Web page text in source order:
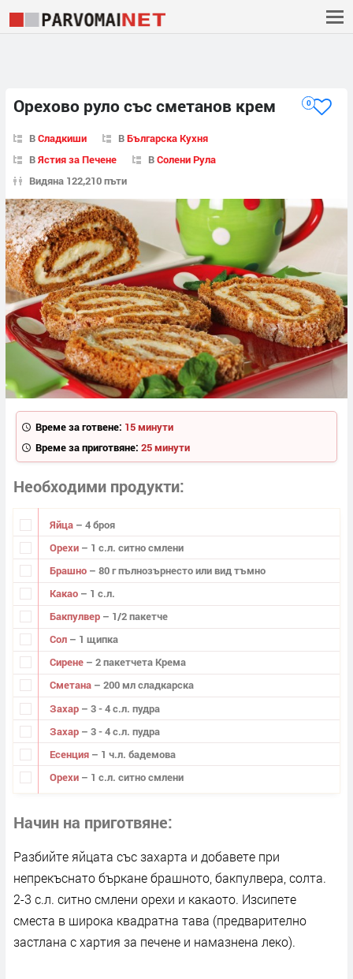
Орехово руло със сметанов крем 0
ВСладкиши ВБългарска Кухня
ВЯстия за Печене ВСолени Рула
Видяна 122,210 пъти
Време за готвене: 15 минути
Време за приготвяне: 25 минути
Необходими продукти
Яйца – 4 броя
Орехи – 1 с.л. ситно смлени
Брашно – 80 г пълнозърнесто или вид тъмно
Какао – 1 с.л.
Бакпулвер – 1/2 пакетче
Сол – 1 щипка
Сирене – 2 пакетчета Крема
Сметана – 200 мл сладкарска
Захар – 3 - 4 с.л. пудра
Захар – 3 - 4 с.л. пудра
Есенция – 1 ч.л. бадемова
Орехи – 1 с.л. ситно смлени
Начин на приготвяне
Разбийте яйцата със захарта и добавете при
непрекъснато бъркане брашното, бакпулвера, солта.
2-3 с.л. ситно смлени орехи и какаото. Изсипете
сместа в широка квадратна тава (предварително
застлана с хартия за печене и намазнена леко).